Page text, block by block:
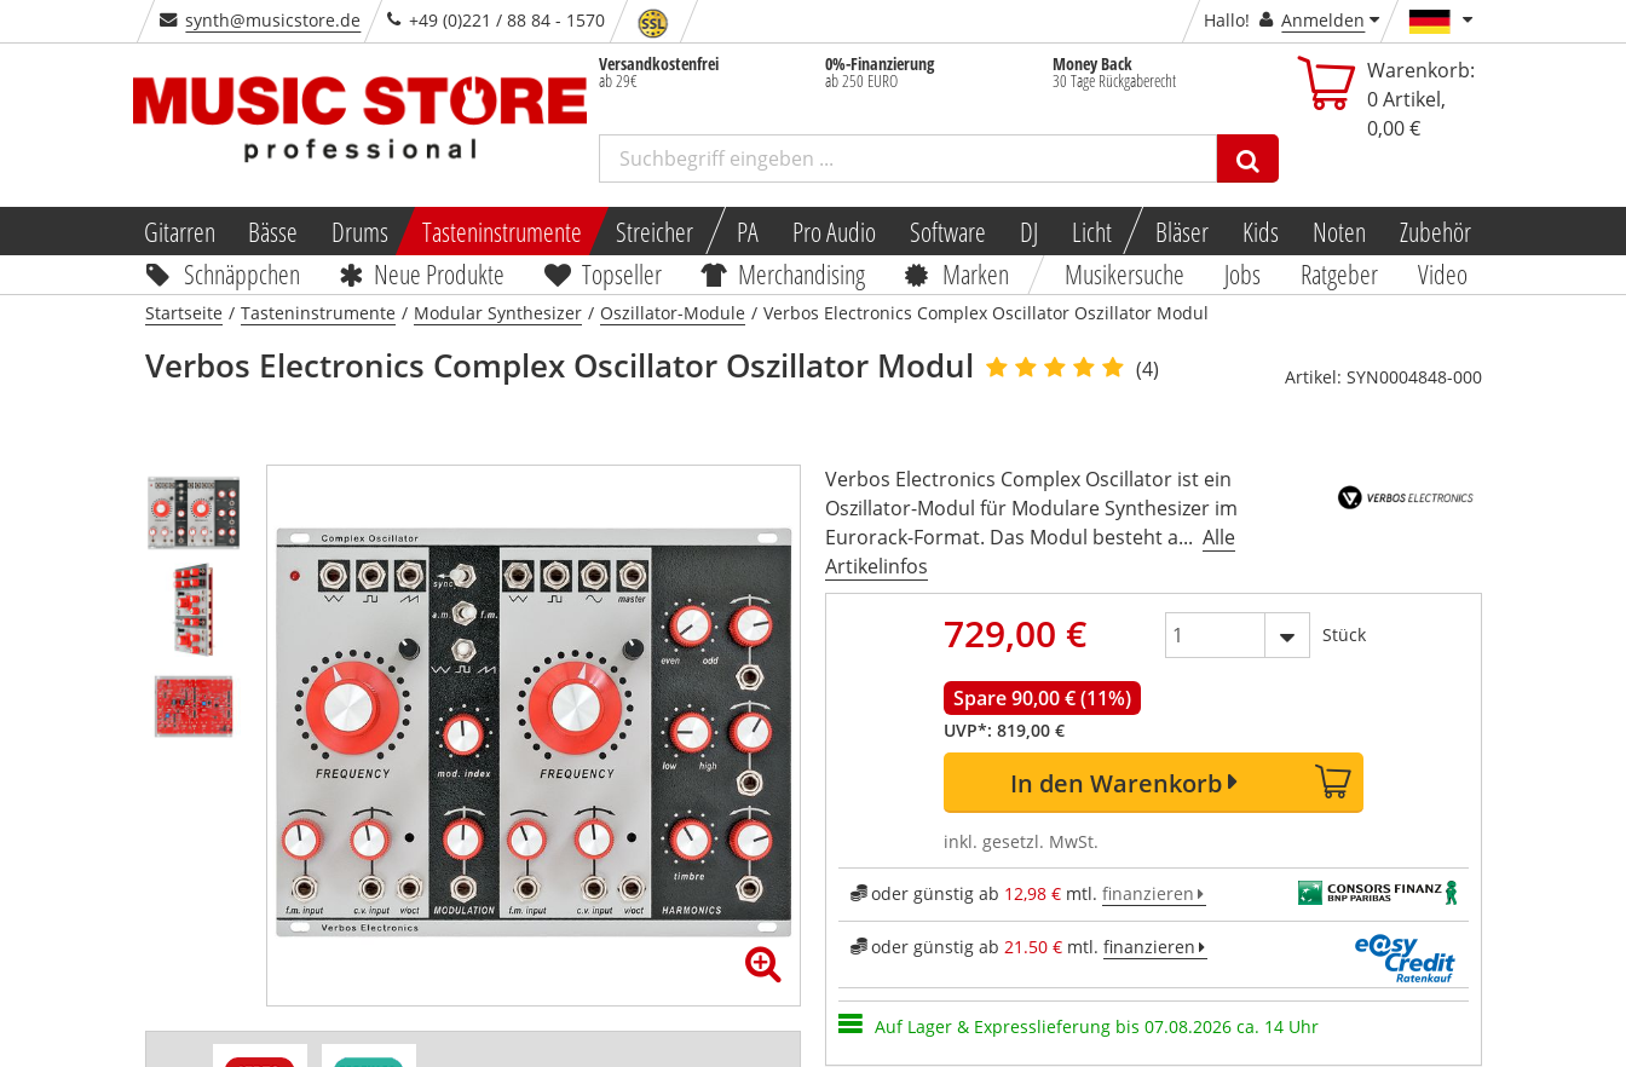
synth@musicstore.de +49 (0)221 / 88 84 - 1570 Hallo!
Anmelden
Versandkostenfrei
ab 29€
0%-Finanzierung
ab 250 EURO
Money Back
30 Tage Rückgaberecht
Warenkorb:
0 Artikel,
0,00 €
Gitarren Bässe Drums Tasteninstrumente Streicher PA Pro Audio Software DJ Licht Bläser Kids Noten
Zubehör
Schnäppchen
Neue Produkte Topseller Merchandising Marken Musikersuche Jobs Ratgeber Video
Startseite / Tasteninstrumente / Modular Synthesizer / Oszillator-Module / Verbos Electronics Complex Oscillator Oszillator Modul
Verbos Electronics Complex Oscillator Oszillator Modul (4) Artikel: SYN0004848-000
Verbos Electronics Complex Oscillator ist ein
Oszillator-Modul für Modulare Synthesizer im
Eurorack-Format. Das Modul besteht a... Alle
Artikelinfos
729,00 € Stück
Spare 90,00 € (11%)
UVP*: 819,00 €
In den Warenkorb
inkl. gesetzl. MwSt.
oder günstig ab 12,98 €mtl. finanzieren
oder günstig ab 21.50 €mtl. finanzieren
Auf Lager & Expresslieferung bis 07.08.2026 ca. 14 Uhr